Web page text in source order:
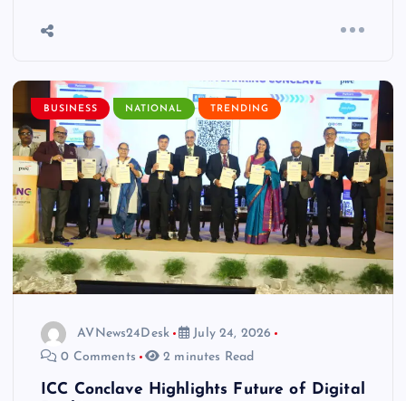
BUSINESS NATIONAL TRENDING
AVNews24Desk
July 24, 2026
0 Comments
2 minutes Read
ICC Conclave Highlights Future of Digital